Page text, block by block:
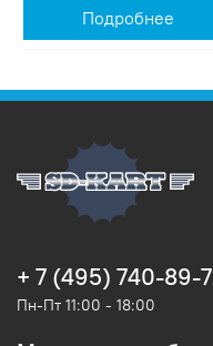
Подробнее
+ 7 (495) 740-89-
Пн-Пт 11:00 - 18:00